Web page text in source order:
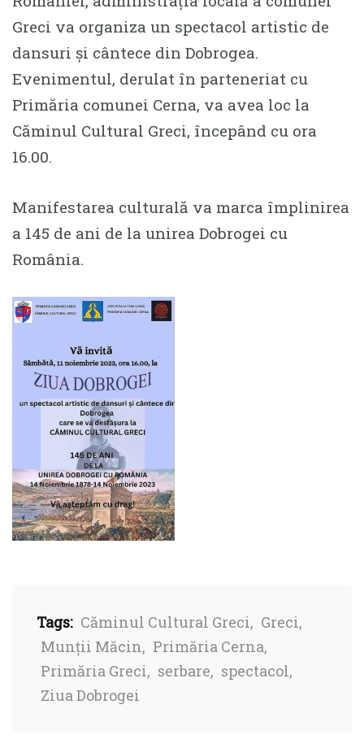
Greci va organiza un spectacol artistic de
dansuri și cântece din Dobrogea.
Evenimentul, derulat în parteneriat cu
Primăria comunei Cerna, va avea loc la
Căminul Cultural Greci, începând cu ora
16.00.
Manifestarea culturală va marca împlinirea
a 145 de ani de la unirea Dobrogei cu
România.
Tags: Căminul Cultural Greci, Greci,
Munții Măcin, Primăria Cerna,
Primăria Greci, serbare, spectacol,
Ziua Dobrogei